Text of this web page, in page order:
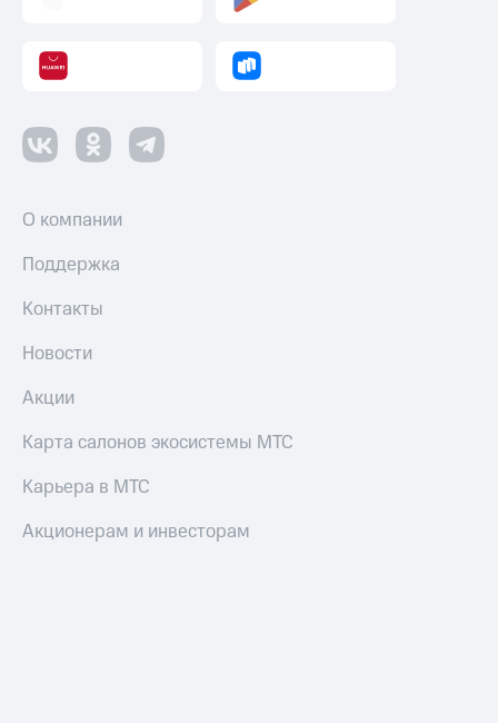
О компании
Поддержка
Контакты
Новости
Акции
Карта салонов экосистемы МТС
Карьера в МТС
Акционерам и инвесторам